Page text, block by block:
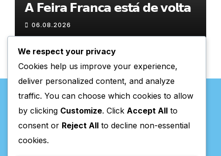
𝗔 𝗙𝗲𝗶𝗿𝗮 𝗙𝗿𝗮𝗻𝗰𝗮 𝗲𝘀𝘁𝗮́ 𝗱𝗲 𝘃𝗼𝗹𝘁𝗮
06.08.2026
Valpaços Online
We respect your privacy
Cookies help us improve your experience,
deliver personalized content, and analyze
traffic. You can choose which cookies to allow
by clicking Customize. Click Accept All to
consent or Reject All to decline non-essential
cookies.